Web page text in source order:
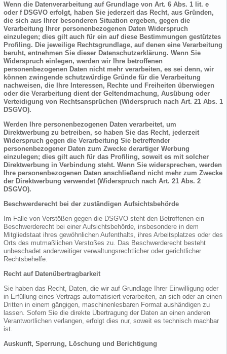
Wenn die Datenverarbeitung auf Grundlage von Art. 6 Abs. 1 lit. e
oder f DSGVO erfolgt, haben Sie jederzeit das Recht, aus Gründen,
die sich aus Ihrer besonderen Situation ergeben, gegen die
Verarbeitung Ihrer personenbezogenen Daten Widerspruch
einzulegen; dies gilt auch für ein auf diese Bestimmungen gestütztes
Profiling. Die jeweilige Rechtsgrundlage, auf denen eine Verarbeitung
beruht, entnehmen Sie dieser Datenschutzerklärung. Wenn Sie
Widerspruch einlegen, werden wir Ihre betroffenen
personenbezogenen Daten nicht mehr verarbeiten, es sei denn, wir
können zwingende schutzwürdige Gründe für die Verarbeitung
nachweisen, die Ihre Interessen, Rechte und Freiheiten überwiegen
oder die Verarbeitung dient der Geltendmachung, Ausübung oder
Verteidigung von Rechtsansprüchen (Widerspruch nach Art. 21 Abs. 1
DSGVO).
Werden Ihre personenbezogenen Daten verarbeitet, um
Direktwerbung zu betreiben, so haben Sie das Recht, jederzeit
Widerspruch gegen die Verarbeitung Sie betreffender
personenbezogener Daten zum Zwecke derartiger Werbung
einzulegen; dies gilt auch für das Profiling, soweit es mit solcher
Direktwerbung in Verbindung steht. Wenn Sie widersprechen, werden
Ihre personenbezogenen Daten anschließend nicht mehr zum Zwecke
der Direktwerbung verwendet (Widerspruch nach Art. 21 Abs. 2
DSGVO).
Beschwerderecht bei der zuständigen Aufsichtsbehörde
Im Falle von Verstößen gegen die DSGVO steht den Betroffenen ein
Beschwerderecht bei einer Aufsichtsbehörde, insbesondere in dem
Mitgliedstaat ihres gewöhnlichen Aufenthalts, ihres Arbeitsplatzes oder des
Orts des mutmaßlichen Verstoßes zu. Das Beschwerderecht besteht
unbeschadet anderweitiger verwaltungsrechtlicher oder gerichtlicher
Rechtsbehelfe.
Recht auf Datenübertragbarkeit
Sie haben das Recht, Daten, die wir auf Grundlage Ihrer Einwilligung oder
in Erfüllung eines Vertrags automatisiert verarbeiten, an sich oder an einen
Dritten in einem gängigen, maschinenlesbaren Format aushändigen zu
lassen. Sofern Sie die direkte Übertragung der Daten an einen anderen
Verantwortlichen verlangen, erfolgt dies nur, soweit es technisch machbar
ist.
Auskunft, Sperrung, Löschung und Berichtigung